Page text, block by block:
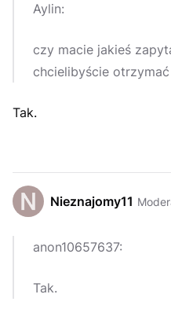
Aylin:
czy macie jakieś
chcielibyście
Tak.
Nieznajomy11
anon10657637:
Tak.